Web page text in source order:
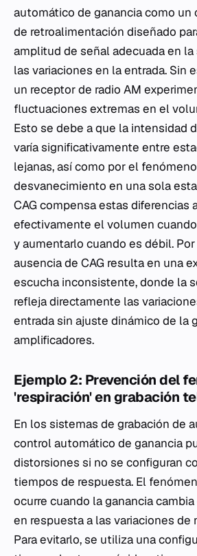
automático de ganancia como un
de retroalimentación diseñado
amplitud de señal adecuada en la
las variaciones en la entrada. Sin
un receptor de radio AM
fluctuaciones extremas en el
Esto se debe a que la intensidad
varía significativamente entre
lejanas, así como por el
desvanecimiento en una sola
CAG compensa estas diferencias
efectivamente el volumen
y aumentarlo cuando es débil.
ausencia de CAG resulta en una
escucha inconsistente, donde la
refleja directamente las
entrada sin ajuste dinámico de la
amplificadores.
Ejemplo 2: Prevención del
'respiración' en grabación
En los sistemas de grabación de
control automático de ganancia
distorsiones si no se configuran
tiempos de respuesta. El
ocurre cuando la ganancia
en respuesta a las variaciones de
Para evitarlo, se utiliza una